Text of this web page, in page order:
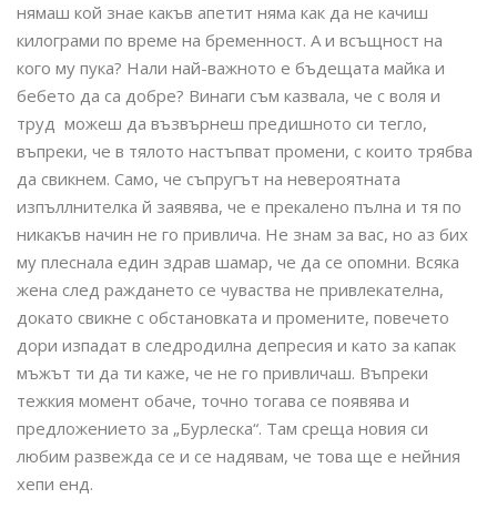
нямаш кой знае какъв апетит няма как да не качиш
килограми по време на бременност. А и всъщност на
кого му пука? Нали най-важното е бъдещата майка и
бебето да са добре? Винаги съм казвала, че с воля и
труд можеш да възвърнеш предишното си тегло,
въпреки, че в тялото настъпват промени, с които трябва
да свикнем. Само, че съпругът на невероятната
изпъллнителка й заявява, че е прекалено пълна и тя по
никакъв начин не го привлича. Не знам за вас, но аз бих
му плеснала един здрав шамар, че да се опомни. Всяка
жена след раждането се чуваства не привлекателна,
докато свикне с обстановката и промените, повечето
дори изпадат в следродилна депресия и като за капак
мъжът ти да ти каже, че не го привличаш. Въпреки
тежкия момент обаче, точно тогава се появява и
предложението за „Бурлеска“. Там среща новия си
любим развежда се и се надявам, че това ще е нейния
хепи енд.